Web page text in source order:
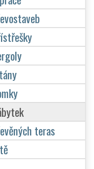
teras